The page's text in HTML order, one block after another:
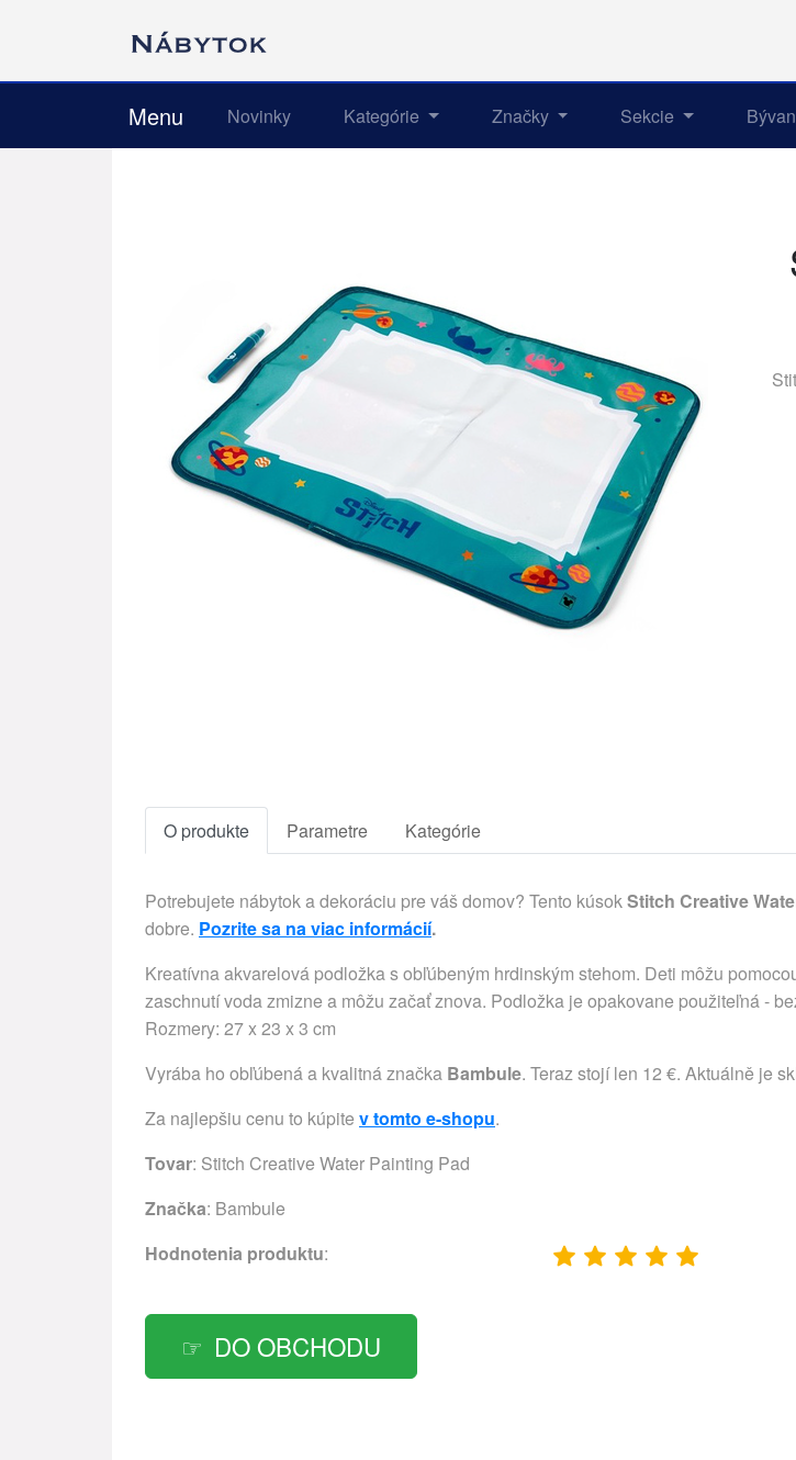
Menu Novinky Kategórie Značky Sekcie
O produkte Parametre Kategórie
Potrebujete nábytok a dekoráciu pre váš domov? Tento kúsokStitch Creative
dobre. Pozrite sa na viac informácií.
Kreatívna akvarelová podložka s obľúbeným hrdinským stehom. Deti môžu
zaschnutí voda zmizne a môžu začať znova. Podložka je opakovane použiteľná -
Rozmery: 27 x 23 x 3 cm
Vyrába ho obľúbená a kvalitná značka Bambule. Teraz stojí len 12 €. Aktuálně je
Za najlepšiu cenu to kúpite v tomto e-shopu.
Tovar: Stitch Creative Water Painting Pad
Značka: Bambule
Hodnotenia produktu:
DO OBCHODU